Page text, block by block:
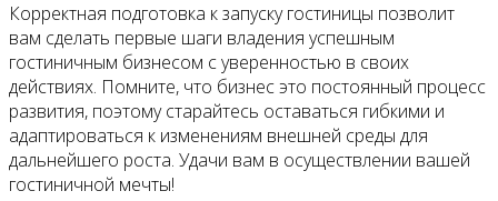
Корректная подготовка к запуску гостиницы позволит
вам сделать первые шаги владения успешным
гостиничным бизнесом с уверенностью в своих
действиях. Помните, что бизнес это постоянный процесс
развития, поэтому старайтесь оставаться гибкими и
адаптироваться к изменениям внешней среды для
дальнейшего роста. Удачи вам в осуществлении вашей
гостиничной мечты!